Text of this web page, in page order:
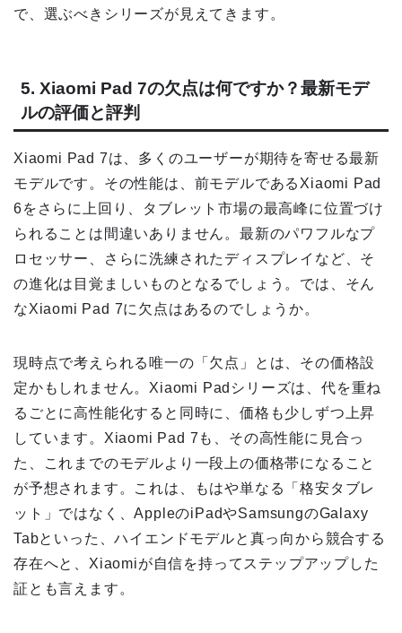
で、選ぶべきシリーズが見えてきます。
5. Xiaomi Pad 7の欠点は何ですか？最新モデ
ルの評価と評判
Xiaomi Pad 7は、多くのユーザーが期待を寄せる最新
モデルです。その性能は、前モデルであるXiaomi Pad
6をさらに上回り、タブレット市場の最高峰に位置づけ
られることは間違いありません。最新のパワフルなプ
ロセッサー、さらに洗練されたディスプレイなど、そ
の進化は目覚ましいものとなるでしょう。では、そん
なXiaomi Pad 7に欠点はあるのでしょうか。
現時点で考えられる唯一の「欠点」とは、その価格設
定かもしれません。Xiaomi Padシリーズは、代を重ね
るごとに高性能化すると同時に、価格も少しずつ上昇
しています。Xiaomi Pad 7も、その高性能に見合っ
た、これまでのモデルより一段上の価格帯になること
が予想されます。これは、もはや単なる「格安タブレ
ット」ではなく、AppleのiPadやSamsungのGalaxy
Tabといった、ハイエンドモデルと真っ向から競合する
存在へと、Xiaomiが自信を持ってステップアップした
証とも言えます。